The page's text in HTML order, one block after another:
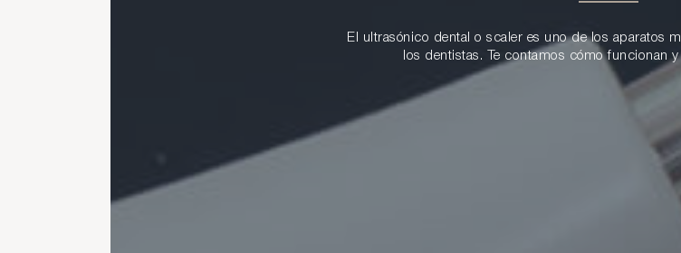
El ultrasónico dental o scaler es uno de los aparatos
los dentistas. Te contamos cómo funcionan